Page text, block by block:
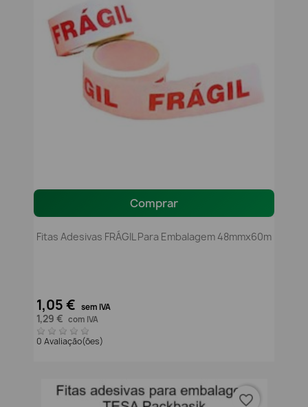
Comprar
Fitas Adesivas FRÁGIL Para Embalagem 48mmx60m
1,05 € sem IVA
1,29 € com IVA
0 Avaliação(ões)
favorite_border